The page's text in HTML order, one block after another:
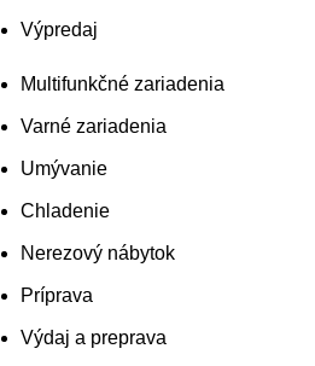
Výpredaj
Multifunkčné zariadenia
Varné zariadenia
Umývanie
Chladenie
Nerezový nábytok
Príprava
Výdaj a preprava